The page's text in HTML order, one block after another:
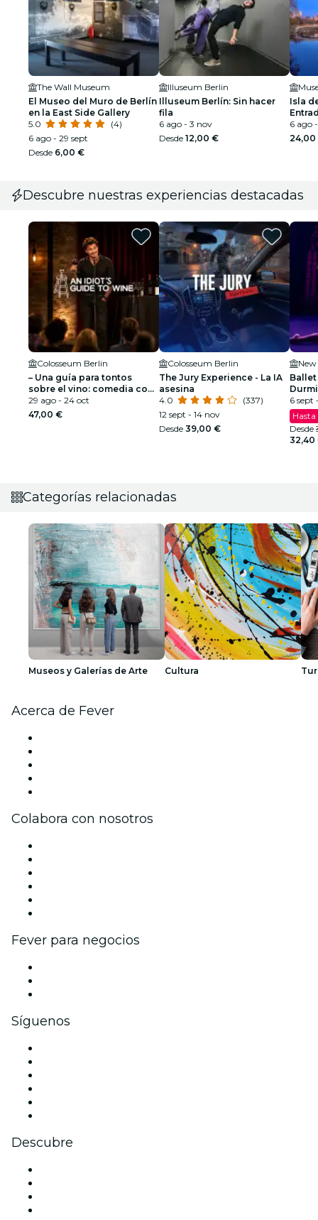
The Wall Museum
El Museo del Muro de Berlín
en la East Side Gallery
5.0
(4)
6 ago - 29 sept
Desde 6,00 €
Illuseum Berlin
Illuseum Berlín: Sin hacer
fila
6 ago - 3 nov
Desde 12,00 €
Isla
6 ago
24,00
Descubre nuestras experiencias destacadas
Colosseum Berlin
– Una guía para tontos
sobre el vino: comedia con
vino
29 ago - 24 oct
47,00 €
Colosseum Berlin
The Jury Experience - La IA
asesina
4.0
(337)
12 sept - 14 nov
Desde 39,00 €
Ballet
6 sept
Hasta
Desde
32,40
Categorías relacionadas
Museos y Galerías de Arte Cultura
Acerca de Fever
Colabora con nosotros
Fever para negocios
Síguenos
Descubre